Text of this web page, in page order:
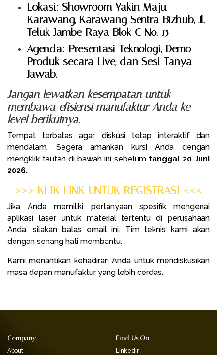
Lokasi: Showroom Yakin Maju
Karawang, Karawang Sentra Bizhub, Jl.
Teluk Jambe Raya Blok C No. 15
Agenda: Presentasi Teknologi, Demo
Produk secara Live, dan Sesi Tanya
Jawab.
Jangan lewatkan kesempatan untuk
membawa efisiensi manufaktur Anda ke
level berikutnya.
Tempat terbatas agar diskusi tetap interaktif dan
mendalam. Segera amankan kursi Anda dengan
mengklik tautan di bawah ini sebelum tanggal 20 Juni
2026.
>>> KLIK LINK UNTUK REGISTRASI <<<
Jika Anda memiliki pertanyaan spesifik mengenai
aplikasi laser untuk material tertentu di perusahaan
Anda, silakan balas email ini. Tim teknis kami akan
dengan senang hati membantu.
Kami menantikan kehadiran Anda untuk mendiskusikan
masa depan manufaktur yang lebih cerdas.
Company
About
Find Us On
Linkedin